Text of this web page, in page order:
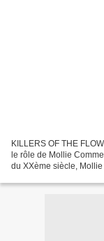
KILLERS OF THE
le rôle de Mollie
du XXème siècle,